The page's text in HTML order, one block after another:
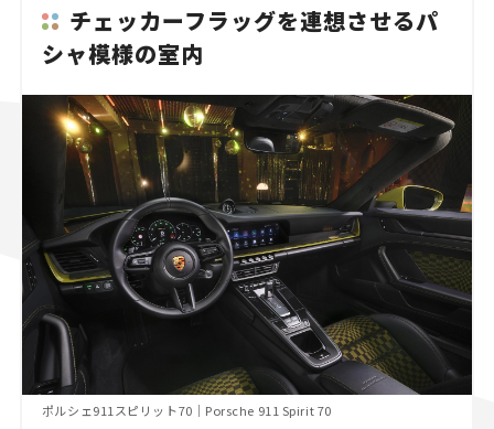
チェッカーフラッグを連想させるパ
シャ模様の室内
ポルシェ911スピリット70｜Porsche 911 Spirit 70